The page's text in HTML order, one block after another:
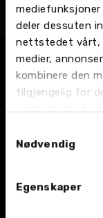
deler dessuten
nettstedet vårt,
medier,
kombinere den
tilgjengelig for
gjennom din
Nødvendig
Egenskaper
Mo i Rana -
Nybil